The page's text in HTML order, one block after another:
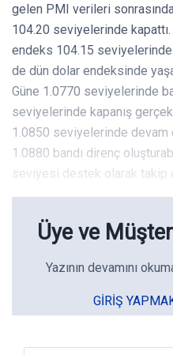
gelen PMI verileri
104.20 seviyelerinde
endeks 104.15
de dün dolar endeksinde
Güne 1.0770 seviyelerinde
seviyelerinde kapanış
1.0850 seviyelerinde
1.0880 bandı direnç
seviyesi destek olarak takip
Üye ve
Yazının devamını
GIRIŞ